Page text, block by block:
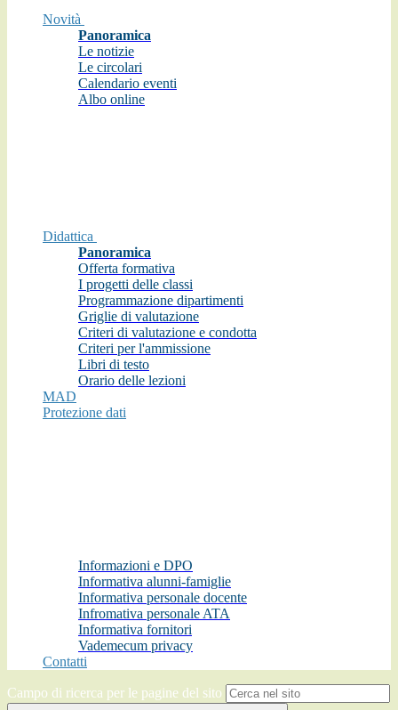
Novità
Panoramica
Le notizie
Le circolari
Calendario eventi
Albo online
Didattica
Panoramica
Offerta formativa
I progetti delle classi
Programmazione dipartimenti
Griglie di valutazione
Criteri di valutazione e condotta
Criteri per l'ammissione
Libri di testo
Orario delle lezioni
MAD
Protezione dati
Informazioni e DPO
Informativa alunni-famiglie
Informativa personale docente
Infromativa personale ATA
Informativa fornitori
Vademecum privacy
Contatti
Campo di ricerca per le pagine del sito